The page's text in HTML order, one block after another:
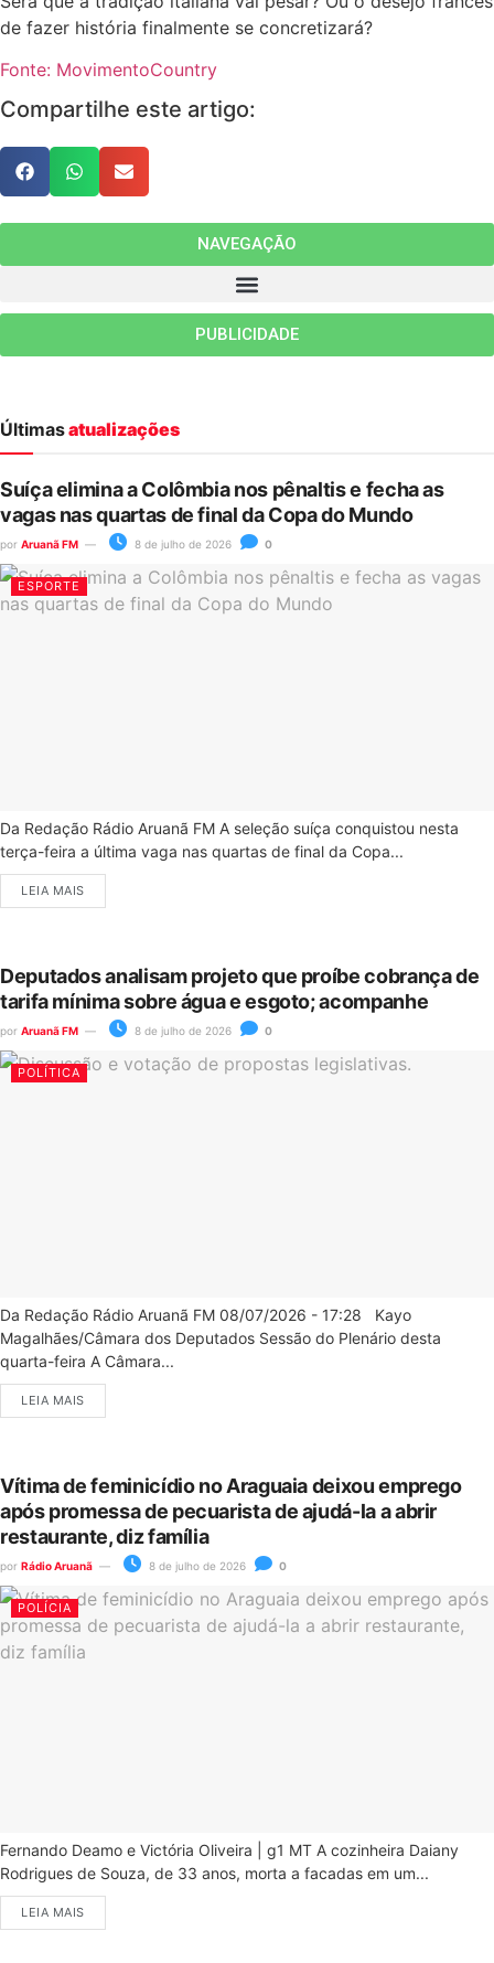
de fazer história finalmente se concretizará?
Fonte: MovimentoCountry
Compartilhe este artigo:
NAVEGAÇÃO
PUBLICIDADE
Últimasatualizações
Suíça elimina a Colômbia nos pênaltis e fecha as
vagas nas quartas de final da Copa do Mundo
por Aruanã FM 8 de julho de 2026 0
ESPORTE
Da Redação Rádio Aruanã FM A seleção suíça conquistou nesta
terça-feira a última vaga nas quartas de final da Copa...
LEIA MAIS
Deputados analisam projeto que proíbe cobrança de
tarifa mínima sobre água e esgoto; acompanhe
por Aruanã FM 8 de julho de 2026 0
POLÍTICA
Da Redação Rádio Aruanã FM 08/07/2026 - 17:28 Kayo
Magalhães/Câmara dos Deputados Sessão do Plenário desta
quarta-feira A Câmara...
LEIA MAIS
Vítima de feminicídio no Araguaia deixou emprego
após promessa de pecuarista de ajudá-la a abrir
restaurante, diz família
por Rádio Aruanã 8 de julho de 2026 0
POLÍCIA
Fernando Deamo e Victória Oliveira | g1 MT A cozinheira Daiany
Rodrigues de Souza, de 33 anos, morta a facadas em um...
LEIA MAIS